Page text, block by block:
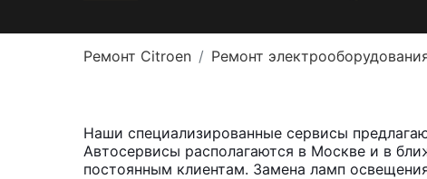
Ремонт Citroen Ремонт
Наши специализированные сервисы
Автосервисы располагаются в Москве и в
постоянным клиентам. Замена ламп